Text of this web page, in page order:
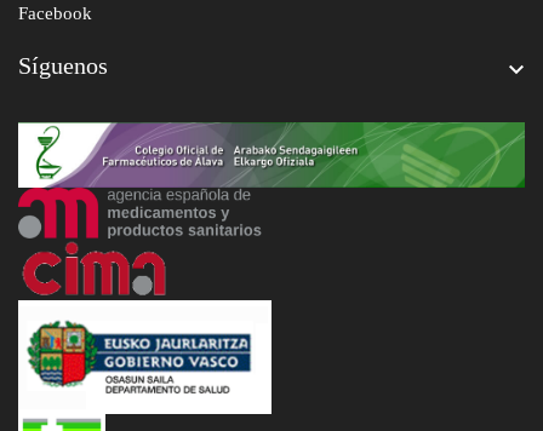
Facebook
Síguenos 